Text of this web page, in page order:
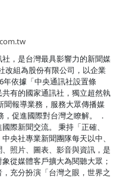
，是台灣最具影響力的新聞媒
改組為股份有限公司，以企業
依據「中央通訊社設置條
有的國家通訊社，獨立超然執
聞報導業務，服務大眾傳播媒
促進國際對台灣之瞭解。 ．
際新聞交流。 秉持「正確、
央社專業新聞團隊每天以中、
照片、圖表、影音與資訊，是
從媒體客戶擴大為閱聽大眾；
充分扮演「台灣之眼，世界之